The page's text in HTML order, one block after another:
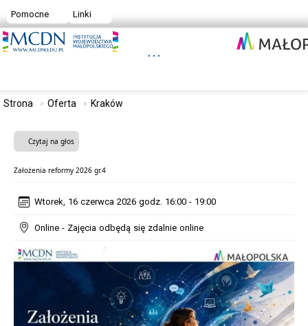
Pomocne Linki
Strona Oferta Kraków
Czytaj na głos
Założenia reformy 2026 gr.4
Wtorek, 16 czerwca 2026 godz. 16:00 - 19:00
Online - Zajęcia odbędą się zdalnie online